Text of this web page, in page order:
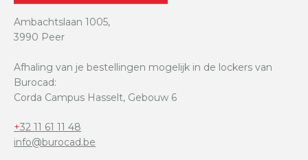
Ambachtslaan 1005,
3990 Peer
Afhaling van je bestellingen mogelijk in de lockers van
Burocad:
Corda Campus Hasselt, Gebouw 6
+32 11 61 11 48
info@burocad.be